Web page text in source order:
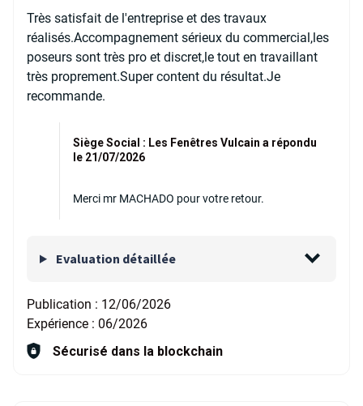
Très satisfait de l'entreprise et des travaux
réalisés.Accompagnement sérieux du commercial,les
poseurs sont très pro et discret,le tout en travaillant
très proprement.Super content du résultat.Je
recommande.
Siège Social : Les Fenêtres Vulcain a répondu
le 21/07/2026
Merci mr MACHADO pour votre retour.
Evaluation détaillée
Publication : 12/06/2026
Expérience : 06/2026
Sécurisé dans la blockchain